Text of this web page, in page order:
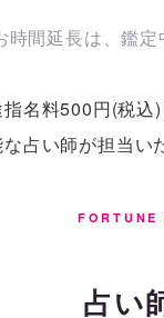
時間延長は、鑑
名料500円(税込)
占い師が担当い
FORTUNE
占い